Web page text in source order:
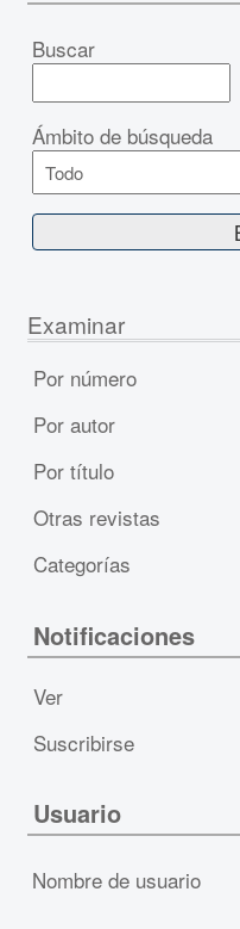
Buscar
Ámbito de búsqueda
Examinar
Por número
Por autor
Por título
Otras revistas
Categorías
Notificaciones
Ver
Suscribirse
Usuario
Nombre de usuario